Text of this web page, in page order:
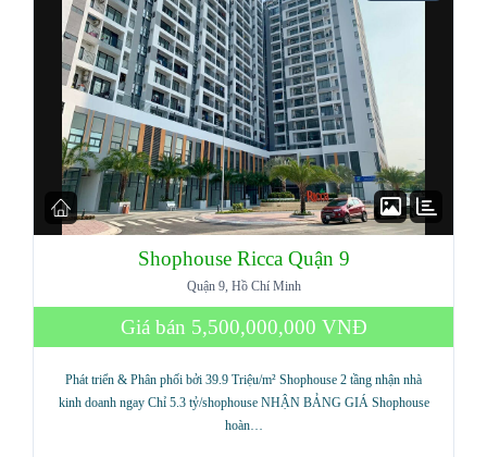
Shophouse Ricca Quận 9
Quận 9, Hồ Chí Minh
Giá bán 5,500,000,000 VNĐ
Phát triển & Phân phối bởi 39.9 Triệu/m² Shophouse 2 tầng nhận nhà
kinh doanh ngay Chỉ 5.3 tỷ/shophouse NHẬN BẢNG GIÁ Shophouse
hoàn…